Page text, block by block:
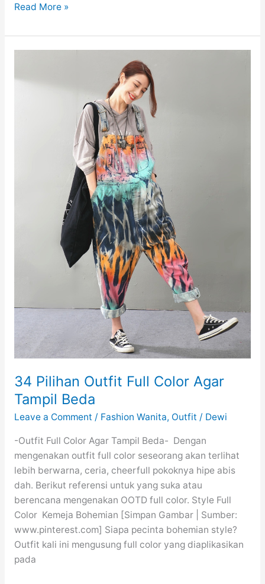
Wajib
25
Ide
Couple
Read More »
34 Pilihan Outfit Full Color Agar
Tampil Beda
Leave a Comment / Fashion Wanita, Outfit / Dewi
-Outfit Full Color Agar Tampil Beda- Dengan
mengenakan outfit full color seseorang akan terlihat
lebih berwarna, ceria, cheerfull pokoknya hipe abis
dah. Berikut referensi untuk yang suka atau
berencana mengenakan OOTD full color. Style Full
Color Kemeja Bohemian [Simpan Gambar | Sumber:
www.pinterest.com] Siapa pecinta bohemian style?
Outfit kali ini mengusung full color yang diaplikasikan
pada